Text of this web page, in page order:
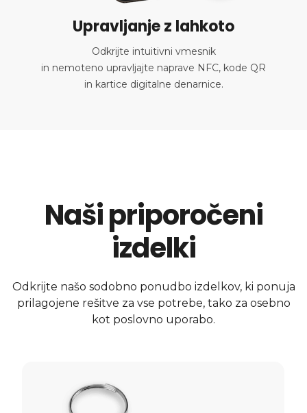
Upravljanje z lahkoto
Odkrijte intuitivni vmesnik
in nemoteno upravljajte naprave NFC, kode QR
in kartice digitalne denarnice.
Naši priporočeni
izdelki
Odkrijte našo sodobno ponudbo izdelkov, ki ponuja
prilagojene rešitve za vse potrebe, tako za osebno
kot poslovno uporabo.